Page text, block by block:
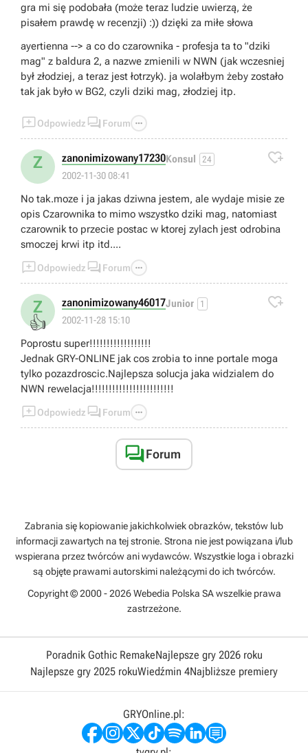
gra mi się podobała (może teraz ludzie uwierzą, że
pisałem prawdę w recenzji) :)) dzięki za miłe słowa
ayertienna --> a co do czarownika - profesja ta to "dziki
mag" z baldura 2, a nazwe zmienili w NWN (jak wczesniej
był złodziej, a teraz jest łotrzyk). ja wolałbym żeby zostało
tak jak było w BG2, czyli dziki mag, złodziej itp.
Odpowiedz  Forum 
Z zanonimizowany17230Konsul 24
2002-11-30 08:41

No tak.moze i ja jakas dziwna jestem, ale wydaje misie ze
opis Czarownika to mimo wszystko dziki mag, natomiast
czarownik to przecie postac w ktorej zylach jest odrobina
smoczej krwi itp itd....
Odpowiedz  Forum 
Z
👍
zanonimizowany46017Junior 1
2002-11-28 15:10

Poprostu super!!!!!!!!!!!!!!!!!!
Jednak GRY-ONLINE jak cos zrobia to inne portale moga
tylko pozazdroscic.Najlepsza solucja jaka widzialem do
NWN rewelacja!!!!!!!!!!!!!!!!!!!!!!!!
Odpowiedz  Forum 
Forum
Zabrania się kopiowanie jakichkolwiek obrazków, tekstów lub
informacji zawartych na tej stronie. Strona nie jest powiązana i/lub
wspierana przez twórców ani wydawców. Wszystkie loga i obrazki
są objęte prawami autorskimi należącymi do ich twórców.
Copyright © 2000 - 2026 Webedia Polska SA wszelkie prawa
zastrzeżone.
Poradnik Gothic RemakeNajlepsze gry 2026 roku
Najlepsze gry 2025 rokuWiedźmin 4Najbliższe premiery
GRYOnline.pl: